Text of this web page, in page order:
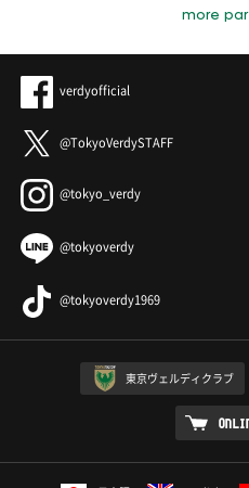
more
verdyofficial
@TokyoVerdySTAFF
@tokyo_verdy
@tokyoverdy
@tokyoverdy1969
東京ヴェルディクラブ